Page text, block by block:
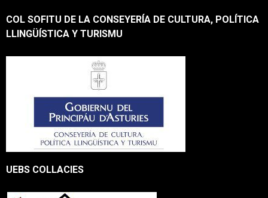
COL SOFITU DE LA CONSEYERÍA DE CULTURA, POLÍTICA
LLINGÜÍSTICA Y TURISMU
UEBS COLLACIES